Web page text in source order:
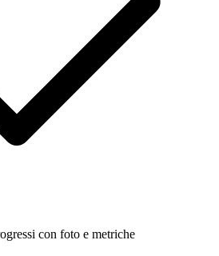
con foto e metriche